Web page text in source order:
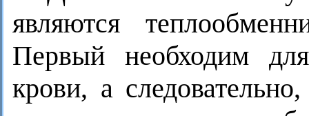
являются
Первый необходим
крови, а